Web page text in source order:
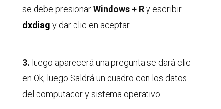
se debe presionarWindows + Ry escribir
dxdiag y dar clic en aceptar.
3. luego aparecerá una pregunta se dará clic
en Ok, luego Saldrá un cuadro con los datos
del computador y sistema operativo.